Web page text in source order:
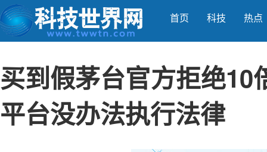
首页 科技 热点
买到假茅台官方拒绝10
平台没办法执行法律